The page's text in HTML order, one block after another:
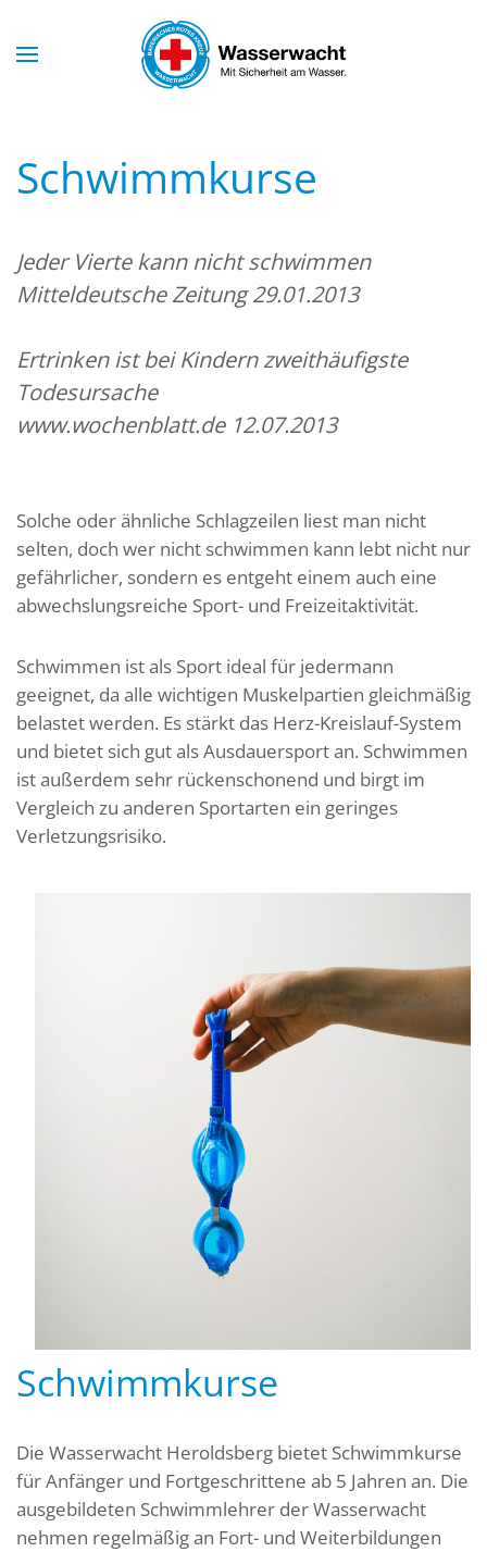
Skip to main content
Schwimmkurse
Jeder Vierte kann nicht schwimmen
Mitteldeutsche Zeitung 29.01.2013
Ertrinken ist bei Kindern zweithäufigste
Todesursache
www.wochenblatt.de 12.07.2013
Solche oder ähnliche Schlagzeilen liest man nicht
selten, doch wer nicht schwimmen kann lebt nicht nur
gefährlicher, sondern es entgeht einem auch eine
abwechslungsreiche Sport- und Freizeitaktivität.
Schwimmen ist als Sport ideal für jedermann
geeignet, da alle wichtigen Muskelpartien gleichmäßig
belastet werden. Es stärkt das Herz-Kreislauf-System
und bietet sich gut als Ausdauersport an. Schwimmen
ist außerdem sehr rückenschonend und birgt im
Vergleich zu anderen Sportarten ein geringes
Verletzungsrisiko.
Schwimmkurse
Die Wasserwacht Heroldsberg bietet Schwimmkurse
für Anfänger und Fortgeschrittene ab 5 Jahren an. Die
ausgebildeten Schwimmlehrer der Wasserwacht
nehmen regelmäßig an Fort- und Weiterbildungen